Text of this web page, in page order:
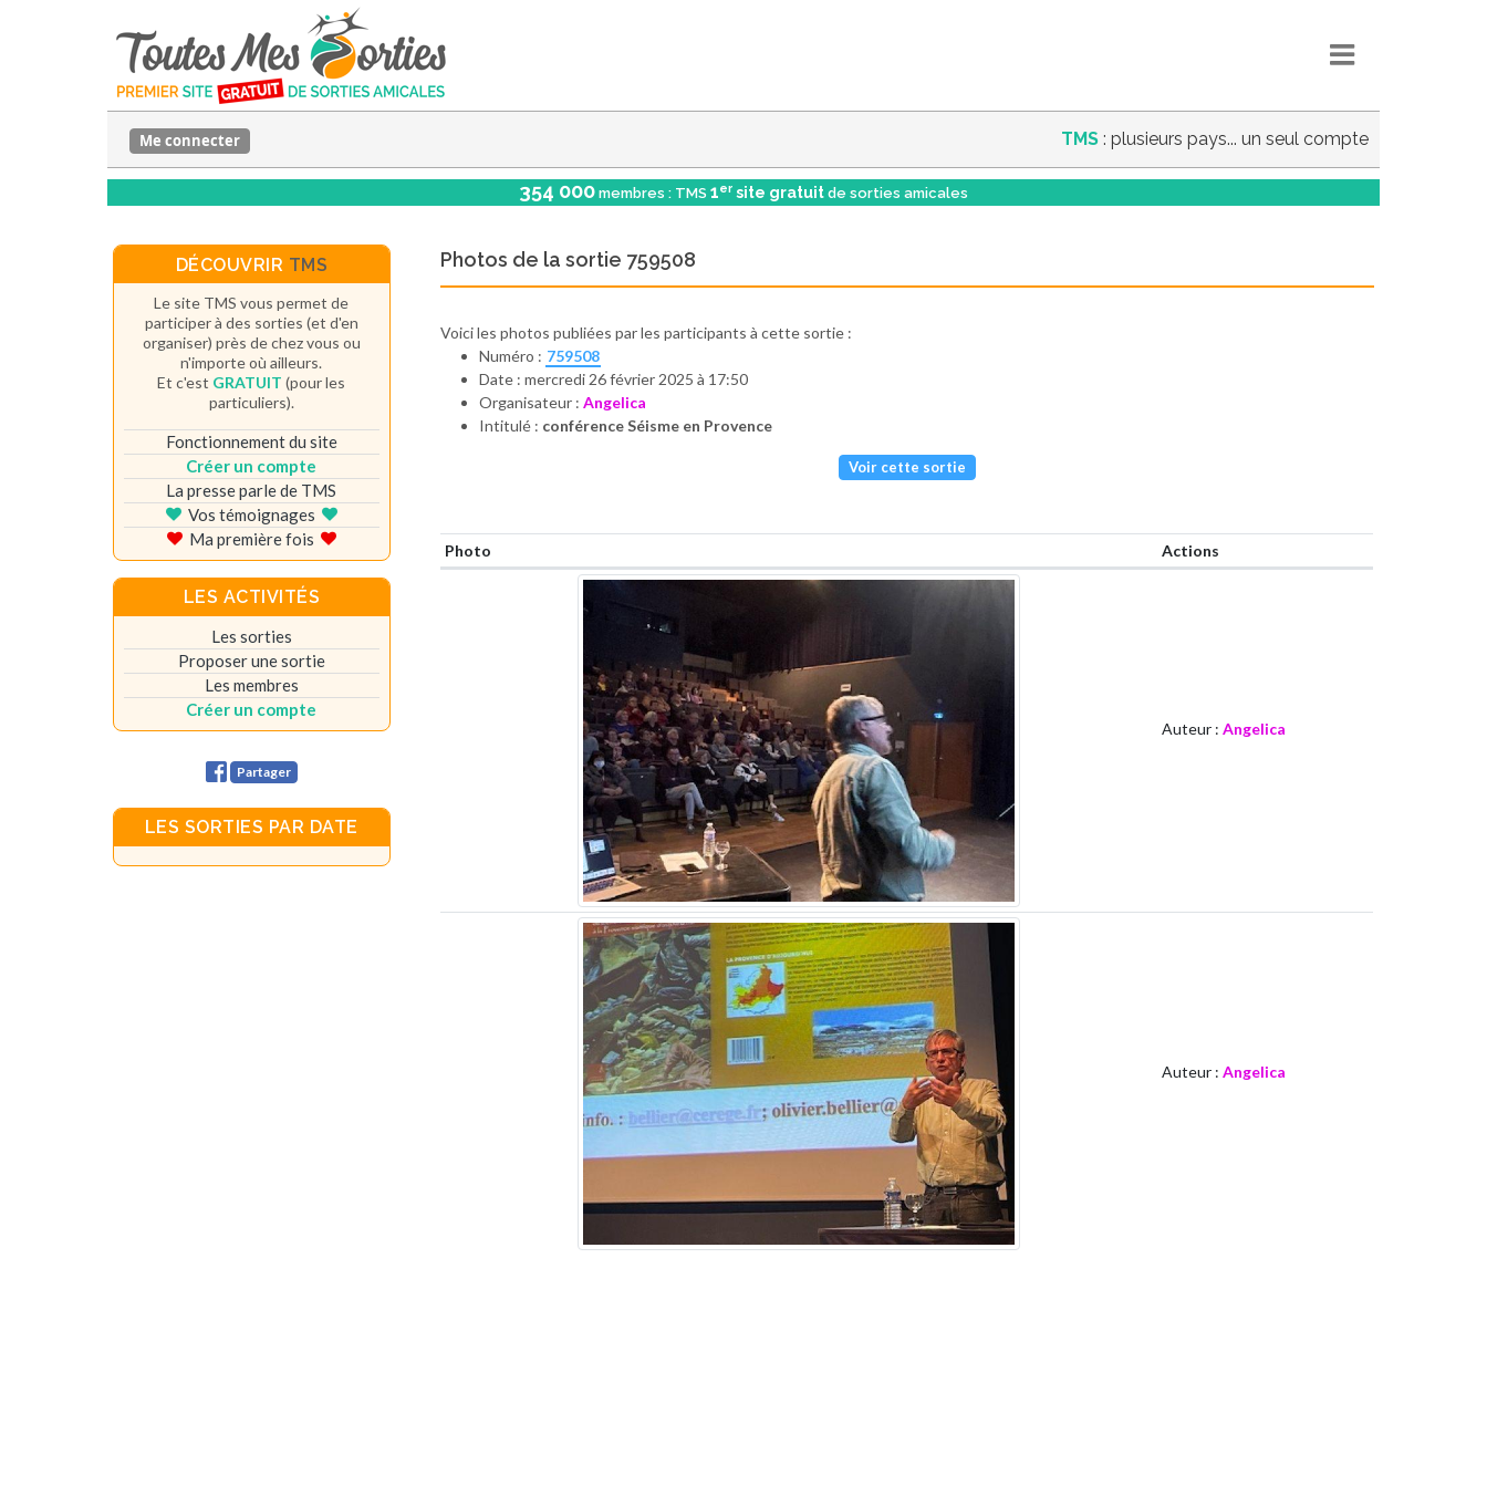
TMS : plusieurs pays... un seul compte
Me connecter
354 000 membres : TMS 1er site gratuit de sorties amicales
Photos de la sortie 759508
Voici les photos publiées par les participants à cette sortie :
Numéro : 759508
Date : mercredi 26 février 2025 à 17:50
Organisateur :Angelica
Intitulé : conférence Séisme en Provence
Voir cette sortie
Photo Actions
Auteur :Angelica
Auteur :Angelica
DÉCOUVRIR TMS
Le site TMS vous permet de
participer à des sorties (et d'en
organiser) près de chez vous ou
n'importe où ailleurs.
Et c'est GRATUIT (pour les
particuliers).
Fonctionnement du site
Créer un compte
La presse parle de TMS
Vos témoignages
Ma première fois
LES ACTIVITÉS
Les sorties
Proposer une sortie
Les membres
Créer un compte
Partager
LES SORTIES PAR DATE